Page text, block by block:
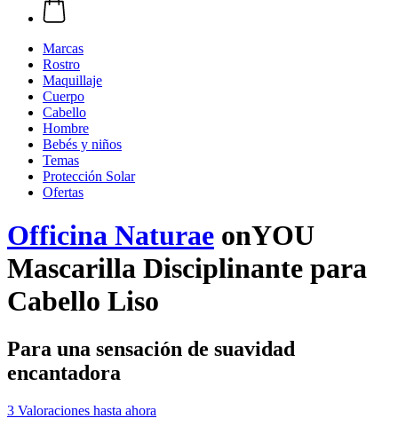
Marcas
Rostro
Maquillaje
Cuerpo
Cabello
Hombre
Bebés y niños
Temas
Protección Solar
Ofertas
Officina Naturae onYOU
Mascarilla Disciplinante para
Cabello Liso
Para una sensación de suavidad
encantadora
3 Valoraciones hasta ahora